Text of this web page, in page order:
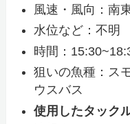
風速・風向：南
水位など：不明
時間：
狙いの魚種：ス
ウスバス
使用したタック